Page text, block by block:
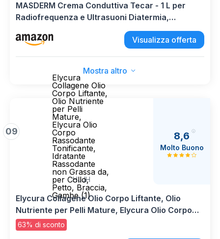
MASDERM Crema Conduttiva Tecar - 1 L per
Radiofrequenza e Ultrasuoni Diatermia,
Cavitazione con Equiseto Fucus Centella
Asiatica, Effetto Rassodante e Idratante Uso
Visualizza offerta
Mostra altro
09
Elycura
Collagene Olio
Corpo Liftante,
Olio Nutriente
per Pelli
Mature,
Elycura Olio
Corpo
Rassodante
Tonificante,
Idratante
Rassodante
non Grassa da,
per Collo,
Petto, Braccia,
Gambe (1)
HJJH
8,6
Molto Buono
Elycura Collagene Olio Corpo Liftante, Olio
Nutriente per Pelli Mature, Elycura Olio Corpo
Rassodante Tonificante, Idratante Rassodante
non Grassa da, per Collo, Petto, Braccia, Gambe
63% di sconto